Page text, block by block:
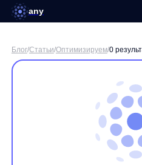
any
снизить долю